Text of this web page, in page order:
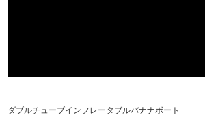
ダブルチューブインフレータブルバナナボート